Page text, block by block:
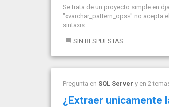
Se trata de un proyecto simple en
"«varchar_pattern_ops»" no acepta
sintaxis.
SIN RESPUESTAS
Pregunta en SQL Server y en 2
¿Extraer unicamente